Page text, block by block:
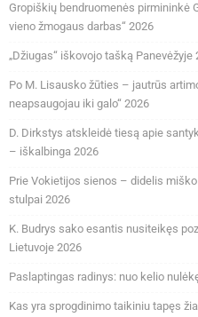
Gropiškių bendruomenės pirmininkė
vieno žmogaus darbas“ 2026
„Džiugas“ iškovojo tašką Panevėžyje
Po M. Lisausko žūties – jautrūs
neapsaugojau iki galo“ 2026
D. Dirkstys atskleidė tiesą apie
– iškalbinga 2026
Prie Vokietijos sienos – didelis
stulpai 2026
K. Budrys sako esantis nusiteikęs
Lietuvoje 2026
Paslaptingas radinys: nuo kelio
Kas yra sprogdinimo taikiniu tapęs